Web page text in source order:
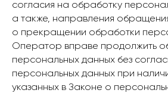
согласия на обработку
а также, направления
о прекращении обработки
Оператор вправе продолжить
персональных данных без
персональных данных при
указанных в Законе о